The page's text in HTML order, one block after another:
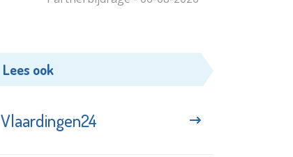
Lees ook
Vlaardingen24